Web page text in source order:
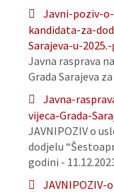
Javni-poziv-
kandidata-za-
Sarajeva-u-
Javna rasprava
Grada Sarajeva
Javna-
vijeca-Grada-
JAVNIPOZIV o
dodjelu
godini -